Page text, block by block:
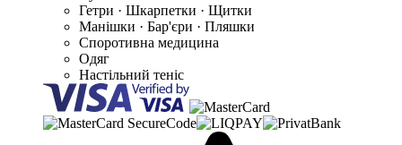
Гетри · Шкарпетки · Щитки
Манішки · Бар'єри · Пляшки
Споротивна медицина
Одяг
Настільний теніс